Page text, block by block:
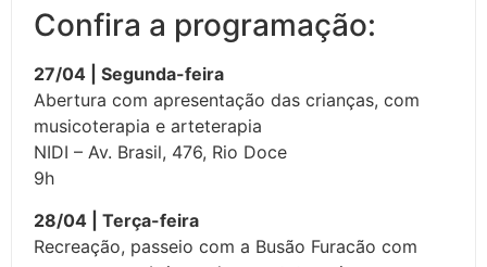
Confira a programação:
27/04 | Segunda-feira
Abertura com apresentação das crianças, com
musicoterapia e arteterapia
NIDI – Av. Brasil, 476, Rio Doce
9h
28/04 | Terça-feira
Recreação, passeio com a Busão Furacão com